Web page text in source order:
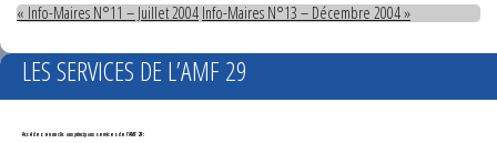
« Info-Maires N°11 – Juillet 2004 Info-Maires N°13 – Décembre 2004 »
LES SERVICES DE L’AMF 29
Accédez en un clic aux principaux services de l'AMF 29 :